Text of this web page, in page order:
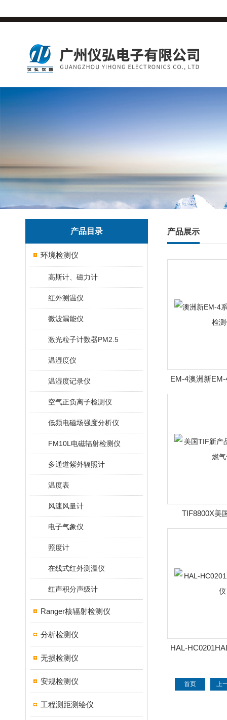
产品目录
环境检测仪
高斯计、磁力计
红外测温仪
微波漏能仪
激光粒子计数器PM2.5
温湿度仪
温湿度记录仪
空气正负离子检测仪
低频电磁场强度分析仪
FM10L电磁辐射检测仪
多通道紫外辐照计
温度表
风速风量计
电子气象仪
照度计
在线式红外测温仪
红声积分声级计
Ranger核辐射检测仪
分析检测仪
无损检测仪
安规检测仪
工程测距测绘仪
产品展示
EM-4澳洲新
体检
TIF8800X美
TIF8800X
HAL-
首页 上